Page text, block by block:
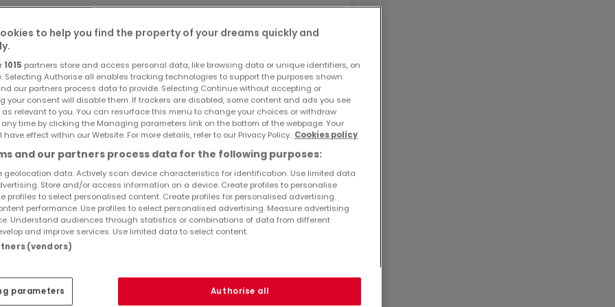
dans le quartier de Bertrange à Luxembourg-ville. Profitez
installations et aux transports en commun.
et d'une TV à écran plat
Ref atHome8213748
RefAgency PON 10-02
to help you find the property of your dreams quickly and
1015 partners store and access personal data, like browsing data or unique identifiers, on
Selecting Authorise all enables tracking technologies to support the purposes shown
our partners process data to provide. Selecting Continue without accepting or
your consent will disable them. If trackers are disabled, some content and ads you see
as relevant to you. You can resurface this menu to change your choices or withdraw
time by clicking the Managing parameters link on the bottom of the webpage. Your
have effect within our Website. For more details, refer to our Privacy Policy. Cookies policy
and our partners process data for the following purposes:
geolocation data. Actively scan device characteristics for identification. Use limited data
Store and/or access information on a device. Create profiles to personalise
profiles to select personalised content. Create profiles for personalised advertising.
performance. Use profiles to select personalised advertising. Measure advertising
Understand audiences through statistics or combinations of data from different
and improve services. Use limited data to select content.
(vendors)
parameters Authorise all